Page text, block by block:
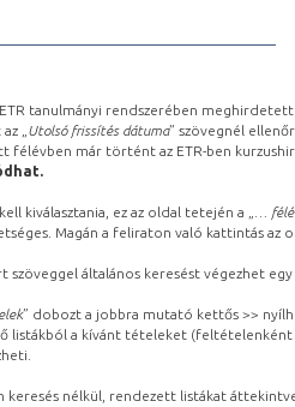
tanulmányi rendszerében
„ Utolsó frissítés dátuma” szövegnél
félévben már történt az ETR-ben
kiválasztania, ez az oldal tetején a „
…
Magán a feliraton való kattintás az
szöveggel általános keresést végezhet
” dobozt a jobbra mutató kettős >>
listákból a kívánt tételeket (feltételenként
keresés nélkül, rendezett listákat